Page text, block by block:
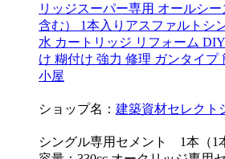
リッジスーパー専用 オールシ
含む） 1本入りアスファルトシ
水 カートリッジ リフォーム
け 糊付け 強力 修理 ガンタイプ
小屋
ショップ名： 建築資材セレクト
シングル専用セメント 1本（1